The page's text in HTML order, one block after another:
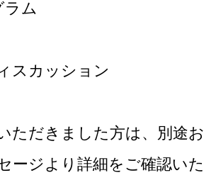
ラム
スカッション
ただきました方は、別途お
ージより詳細をご確認いた